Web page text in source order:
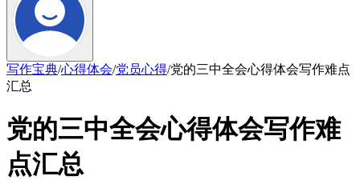
写作宝典/心得体会/党员心得/党的三中全会心得体会写作难点
汇总
党的三中全会心得体会写作难
点汇总